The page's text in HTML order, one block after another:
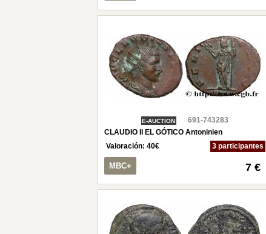
E-AUCTION
691-743283
CLAUDIO II EL GÓTICO Antoninien
Valoración:40€ 3 participantes
MBC+ 7 €